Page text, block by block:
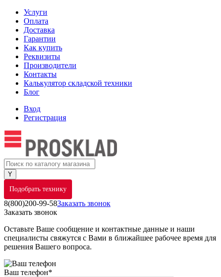
Услуги
Оплата
Доставка
Гарантии
Как купить
Реквизиты
Производители
Контакты
Калькулятор складской техники
Блог
Вход
Регистрация
Подобрать технику
8(800)200-99-58Заказать звонок
Заказать звонок
Оставьте Ваше сообщение и контактные данные и наши
специалисты свяжутся с Вами в ближайшее рабочее время для
решения Вашего вопроса.
Ваш телефон*